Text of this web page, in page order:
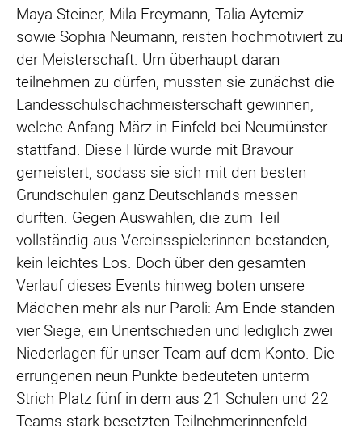
Maya Steiner, Mila Freymann, Talia Aytemiz
sowie Sophia Neumann, reisten hochmotiviert zu
der Meisterschaft. Um überhaupt daran
teilnehmen zu dürfen, mussten sie zunächst die
Landesschulschachmeisterschaft gewinnen,
welche Anfang März in Einfeld bei Neumünster
stattfand. Diese Hürde wurde mit Bravour
gemeistert, sodass sie sich mit den besten
Grundschulen ganz Deutschlands messen
durften. Gegen Auswahlen, die zum Teil
vollständig aus Vereinsspielerinnen bestanden,
kein leichtes Los. Doch über den gesamten
Verlauf dieses Events hinweg boten unsere
Mädchen mehr als nur Paroli: Am Ende standen
vier Siege, ein Unentschieden und lediglich zwei
Niederlagen für unser Team auf dem Konto. Die
errungenen neun Punkte bedeuteten unterm
Strich Platz fünf in dem aus 21 Schulen und 22
Teams stark besetzten Teilnehmerinnenfeld.